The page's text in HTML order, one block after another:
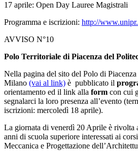
17 aprile: Open Day Lauree Magistrali
Programma e iscrizioni: http://
AVVISO N°10
Polo Territoriale di Piacenza del
Nella pagina del sito del Polo di
Milano (vai al link) è pubblicato il
orientamento ed il link alla form con cui
segnalarci la loro presenza all’evento
iscrizioni: mercoledì 18 aprile).
La giornata di venerdì 20 Aprile è rivolta
anni di scuola superiore interessati ai
Meccanica e Progettazione